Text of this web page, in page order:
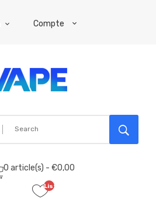
Compte
0 article(s) - €0,00
Liste